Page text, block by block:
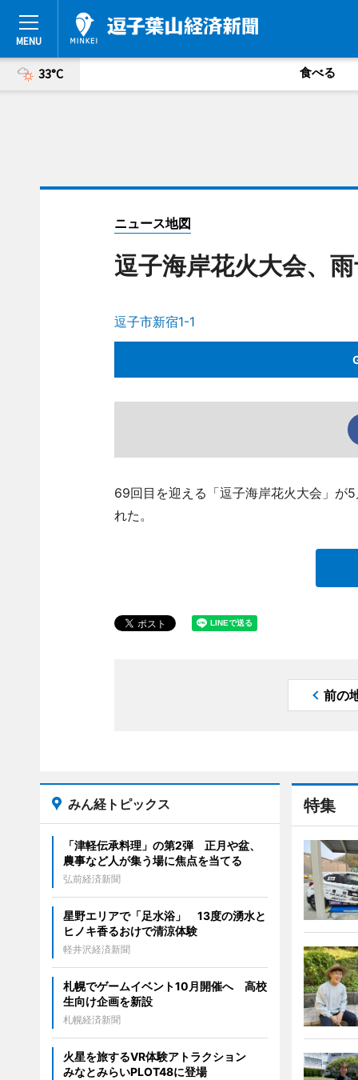
33°C 食べる
ニュース地図
逗子海岸花火大会、
逗子市新宿1-1
69回目を迎える「逗子海岸花火大会」が
れた。
前の
特集
みん経トピックス
「津軽伝承料理」の第2弾 正月や盆、
農事など人が集う場に焦点を当てる
弘前経済新聞
星野エリアで「足水浴」 13度の湧水と
ヒノキ香るおけで清涼体験
軽井沢経済新聞
札幌でゲームイベント10月開催へ 高校
生向け企画を新設
札幌経済新聞
火星を旅するVR体験アトラクション
みなとみらいPLOT48に登場